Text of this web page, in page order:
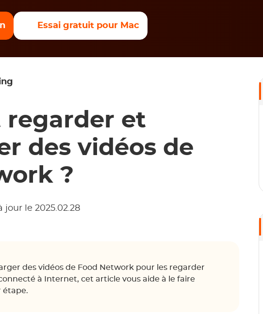
Essai gratuit pour Mac
regarder et
des vidéos de
?
jour le 2025.02.28
des vidéos de Food Network pour les regarder
à Internet, cet article vous aide à le faire
étape.